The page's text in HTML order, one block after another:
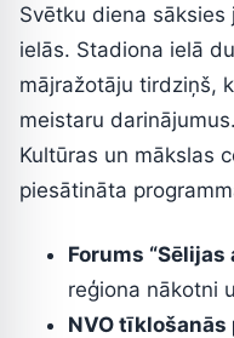
Svētku diena
ielās. Stadiona ielā
mājražotāju tirdziņš,
meistaru
Kultūras un mākslas
piesātināta
Forums
reģiona nākotni
NVO tīklošanās